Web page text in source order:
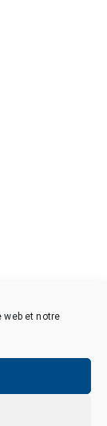
web et notre
réservés.